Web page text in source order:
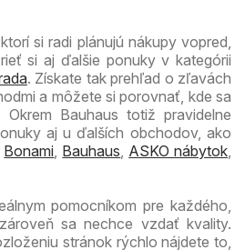
si radi plánujú nákupy vopred,
si aj ďalšie ponuky v kategórii
. Získate tak prehľad o zľavách
a môžete si porovnať, kde sa
Bauhaus totiž pravidelne
aj u ďalších obchodov, ako
Bonami, Bauhaus, ASKO nábytok,
pomocníkom pre každého,
sa nechce vzdať kvality.
stránok rýchlo nájdete to,